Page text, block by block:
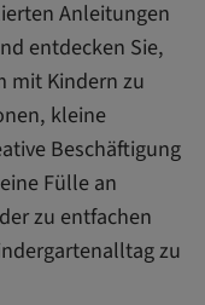
Anleitungen
entdecken Sie,
mit Kindern zu
kleine
Beschäftigung
Fülle an
zu entfachen
zu